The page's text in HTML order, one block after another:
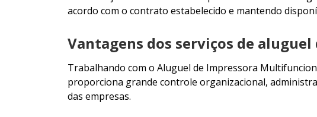
acordo com o contrato estabelecido e mantendo
Vantagens dos serviços de
Trabalhando com o Aluguel de Impressora
proporciona grande controle organizacional,
das empresas.